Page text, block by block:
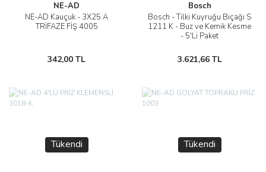
NE-AD
NE-AD Kauçuk - 3X25 A
TRİFAZE FİŞ 4005
342,00 TL
Bosch
Bosch - Tilki Kuyruğu Bıçağı S
1211 K - Buz ve Kemik Kesme
- 5'Li Paket
3.621,66 TL
Tükendi Tükendi